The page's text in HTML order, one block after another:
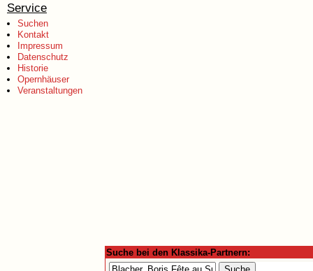
Service
Suchen
Kontakt
Impressum
Datenschutz
Historie
Opernhäuser
Veranstaltungen
Suche bei den Klassika-Partnern: